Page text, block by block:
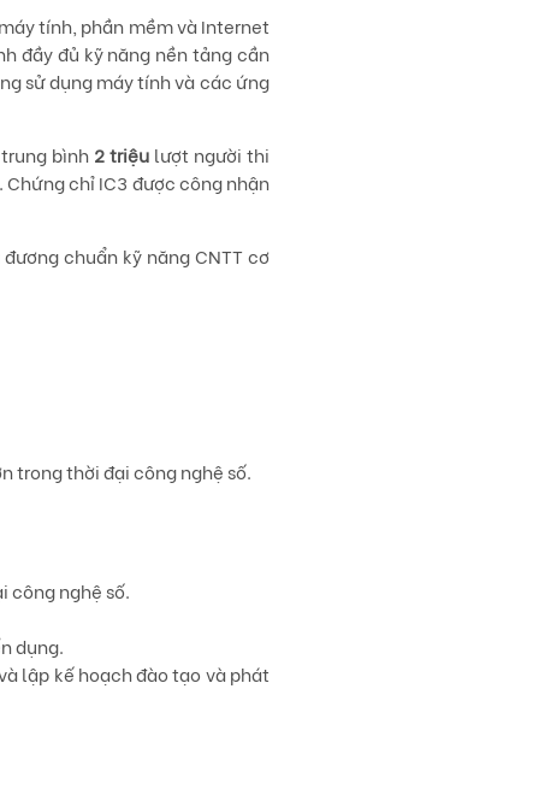
tính, phần mềm và Internet
đầy đủ kỹ năng nền tảng cần
sử dụng máy tính và các ứng
bình 2 triệu lượt người thi
chỉ IC3 được công nhận
chuẩn kỹ năng CNTT cơ
trong thời đại công nghệ số.
công nghệ số.
dụng.
lập kế hoạch đào tạo và phát